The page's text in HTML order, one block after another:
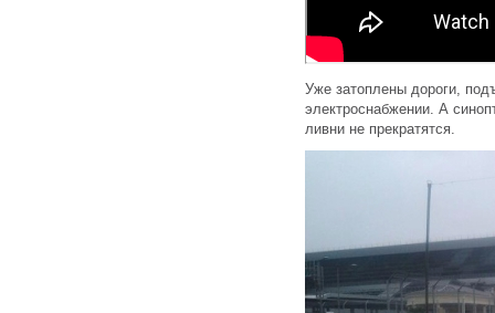
Уже затоплены дороги,
электроснабжении. А
ливни не прекратятся.